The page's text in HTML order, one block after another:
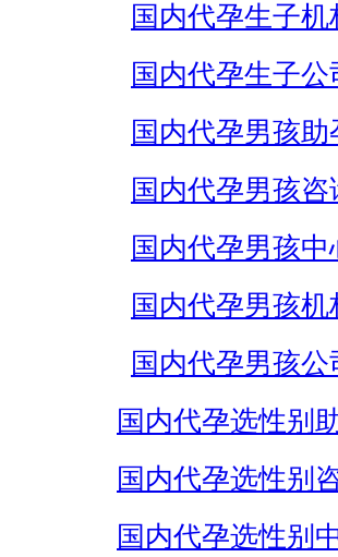
国内代孕生子机
国内代孕生子公
国内代孕男孩助
国内代孕男孩咨
国内代孕男孩中
国内代孕男孩机
国内代孕男孩公
国内代孕选性别
国内代孕选性别
国内代孕选性别